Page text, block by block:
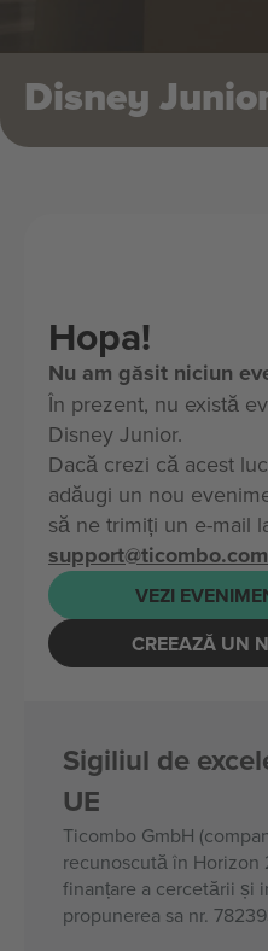
Disney
Hopa!
Nu am găsit niciun
În prezent, nu există
Disney Junior.
Dacă crezi că acest
adăugi un nou
să ne trimiți un e-mail
support@ticombo.com
VEZI
CREEAZĂ UN
Sigiliul de
UE
Ticombo GmbH
recunoscută în Horizon
finanțare a cercetării și
propunerea sa nr.